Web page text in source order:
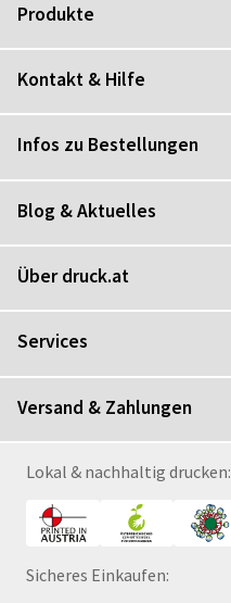
Produkte
Kontakt & Hilfe
Infos zu Bestellungen
Blog & Aktuelles
Über druck.at
Services
Versand & Zahlungen
Lokal & nachhaltig drucken:
Sicheres Einkaufen: